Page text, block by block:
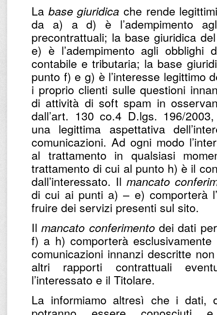
La base giuridica che rende
da a) a d) è l’adempimento
precontrattuali; la base giuridica
e) è l’adempimento agli obblighi
contabile e tributaria; la base
punto f) e g) è l’interesse legittimo
i proprio clienti sulle questioni
di attività di soft spam in
dall’art. 130 co.4 D.lgs. 196/
una legittima aspettativa
comunicazioni. Ad ogni modo
al trattamento in qualsiasi
trattamento di cui al punto h) è il
dall’interessato. Il mancato
di cui ai punti a) – e) comporterà
fruire dei servizi presenti sul sito.
Ilmancato conferimentodei dati
f) a h) comporterà esclusivamente
comunicazioni innanzi descritte
altri rapporti contrattuali
l’interessato e il Titolare.
La informiamo altresì che i dati,